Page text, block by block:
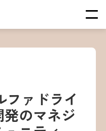
一覧
ス
ファドライ
発のマネジ